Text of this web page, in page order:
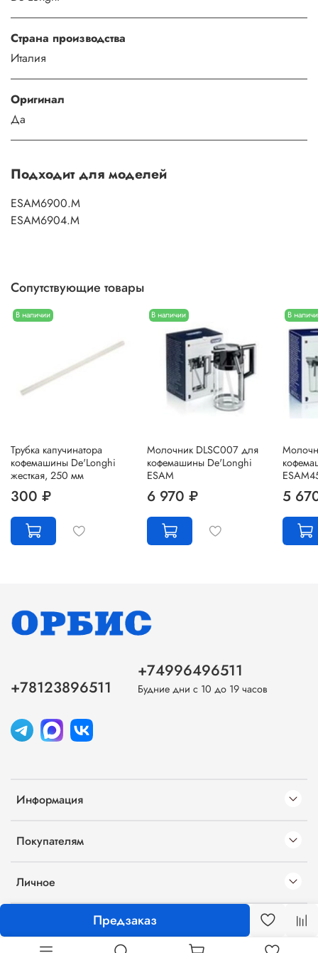
Предзаказ
Страна производства
Италия
Оригинал
Да
Подходит для моделей
ESAM6900.M
ESAM6904.M
Сопутствующие товары
В наличии
Трубка капучинатора
кофемашины De'Longhi
жесткая, 250 мм
300 ₽
В наличии
Молочник DLSC007 для
кофемашины De'Longhi
ESAM
6 970 ₽
В
5
Информация
Покупателям
Личное
+78123896511
+74996496511
Будние дни с 10 до 19 часов